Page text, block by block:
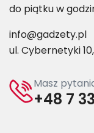
do piątku w
info@gadzety.pl
ul. Cybernetyki
Masz
+48 7